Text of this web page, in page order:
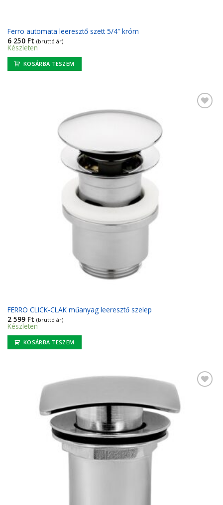
Ferro automata leeresztő szett 5/4″ króm
6 250 Ft (bruttó ár)
Készleten
KOSÁRBA TESZEM
FERRO CLICK-CLAK műanyag leeresztő szelep
2 599 Ft (bruttó ár)
Készleten
KOSÁRBA TESZEM
Kedvencekhez